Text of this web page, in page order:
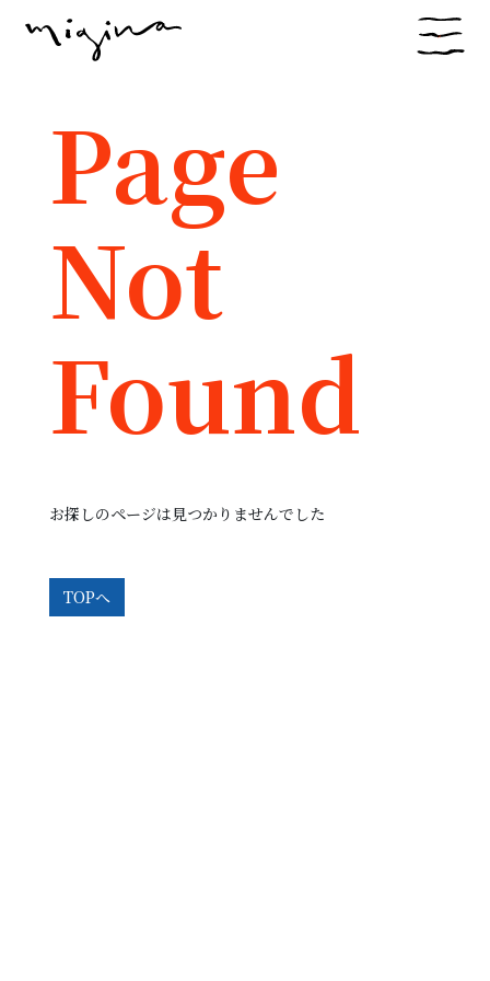
Page
Not
Found
お探しのページは見つかりませんでした
TOPへ